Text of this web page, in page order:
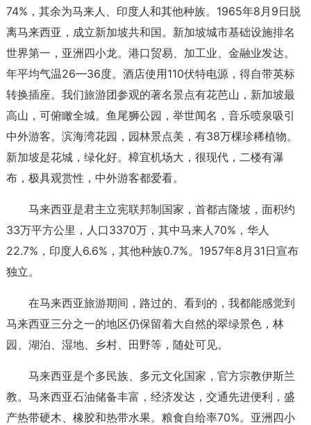
74%，其余为马来人、印度人和其他种族。1965年8月9日脱
离马来西亚，成立新加坡共和国。新加坡城市基础设施排名
世界第一，亚洲四小龙。港口贸易、加工业、金融业发达。
年平均气温26—36度。酒店使用110伏特电源，得自带英标
转换插座。我们旅游团参观的著名景点有花芭山，新加坡最
高山，可俯瞰全城。鱼尾狮公园，举世闻名，音乐喷泉吸引
中外游客。滨海湾花园，园林景点美，有38万棵珍稀植物。
新加坡是花城，绿化好。樟宜机场大，很现代，二楼有瀑
布，极具观赏性，中外游客都爱看。
马来西亚是君主立宪联邦制国家，首都吉隆坡，面积约
33万平方公里，人口3370万，其中马来人70%，华人
22.7%，印度人6.6%，其他种族0.7%。1957年8月31日宣布
独立。
在马来西亚旅游期间，路过的、看到的，我都能感觉到
马来西亚三分之一的地区仍保留着大自然的翠绿景色，林
园、湖泊、湿地、乡村、田野等，随处可见。
马来西亚是个多民族、多元文化国家，官方宗教伊斯兰
教。马来西亚石油储备丰富，经济发达，交通先进便利，盛
产热带硬木、橡胶和热带水果。粮食自给率70%。亚洲四小